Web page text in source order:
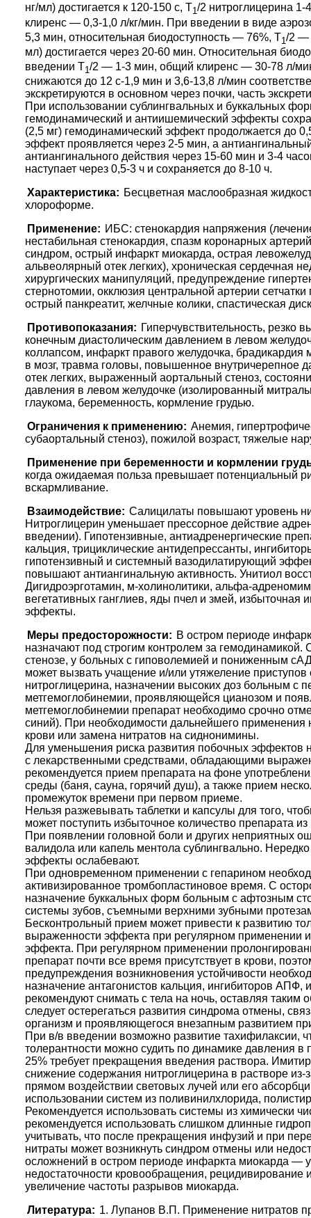
нг/мл) достигается к 120-150 с, Т1/2 нитроглицерина
клиренс — 0,3-1,0 л/кг/мин. При введении в виде
5,3 мин, относительная биодоступность — 76%, Т1 /2 —
мл) достигается через 20-60 мин. Относительная
введении Т1/2 — 1-3 мин, общий клиренс — 30-78 л/
снижаются до 12 с-1,9 мин и 3,6-13,8 л/мин
экскретируются в основном через почки, часть
При использовании сублингвальных и буккальных
гемодинамический и антиишемический эффекты
(2,5 мг) гемодинамический эффект продолжается до
эффект проявляется через 2-5 мин, а
антиангинального действия через 15-60 мин и 3-4
наступает через 0,5-3 ч и сохраняется до 8-10 ч.
Характеристика: Бесцветная маслообразная
хлороформе.
Применение: ИБС: стенокардия напряжения
нестабильная стенокардия, спазм коронарных
синдром, острый инфаркт миокарда, острая
альвеолярный отек легких), хроническая сердечная
хирургических манипуляций, предупреждение
стернотомии, окклюзия центральной артерии
острый панкреатит, желчные колики, спастическая
Противопоказания: Гиперчувствительность, резко
конечным диастолическим давлением в левом
коллапсом, инфаркт правого желудочка,
в мозг, травма головы, повышенное внутричерепное
отек легких, выраженный аортальный стеноз,
давления в левом желудочке (изолированный
глаукома, беременность, кормление грудью.
Ограничения к применению: Анемия,
субаортальный стеноз), пожилой возраст, тяжелые
Применение при беременности и кормлении
когда ожидаемая польза превышает потенциальный
вскармливание.
Взаимодействие: Салицилаты повышают уровень
Нитроглицерин уменьшает прессорное действие
введении). Гипотензивные, антиадренергические
кальция, трициклические антидепрессанты,
гипотензивный и системный вазодилатирующий
повышают антиангинальную активность. Унитиол
Дигидроэрготамин, м-холинолитики, альфа-
вегетативных ганглиев, яды пчел и змей,
эффекты.
Меры предосторожности: В остром периоде
назначают под строгим контролем за
стенозе, у больных с гиповолемией и пониженным
может вызвать учащение и/или утяжеление
нитроглицерина, назначении высоких доз больным с
метгемоглобинемии, проявляющейся цианозом и
метгемоглобинемии препарат необходимо срочно
синий). При необходимости дальнейшего применения
крови или замена нитратов на сиднонимины.
Для уменьшения риска развития побочных эффектов
с лекарственными средствами, обладающими
рекомендуется прием препарата на фоне
среды (баня, сауна, горячий душ), а также прием
промежуток времени при первом приеме.
Нельзя разжевывать таблетки и капсулы для того,
может поступить избыточное количество препарата
При появлении головной боли и других неприятных
валидола или капель ментола сублингвально.
эффекты ослабевают.
При одновременном применении с гепарином
активизированное тромбопластиновое время. С
назначение буккальных форм больным с афтозным
системы зубов, съемными верхними зубными
Бесконтрольный прием может привести к развитию
выраженности эффекта при регулярном применении
эффекта. При регулярном применении
препарат почти все время присутствует в крови,
предупреждения возникновения устойчивости
назначение антагонистов кальция, ингибиторов
рекомендуют снимать с тела на ночь, оставляя
следует остерегаться развития синдрома отмены,
организм и проявляющегося внезапным развитием
При в/в введении возможно развитие тахифилаксии,
толерантности можно судить по динамике давления
25% требует прекращения введения раствора.
снижение содержания нитроглицерина в растворе
прямом воздействии световых лучей или его
использовании систем из поливинилхлорида,
Рекомендуется использовать системы из химически
рекомендуется использовать слишком длинные
учитывать, что после прекращения инфузий и при
нитраты может возникнуть синдром отмены или
осложнений в остром периоде инфаркта миокарда —
недостаточности кровообращения,
увеличение частоты разрывов миокарда.
Литература: 1. Лупанов В.П. Применение нитратов